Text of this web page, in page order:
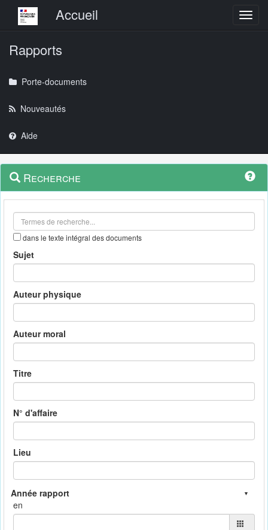
Menu principalAccueil
Rapports
Porte-documents
Nouveautés
Aide
Navigation
outils
Menu
contextuel
Recherche
dans le texte intégral des documents
Sujet
Auteur physique
Auteur moral
Titre
N° d'affaire
Lieu
en